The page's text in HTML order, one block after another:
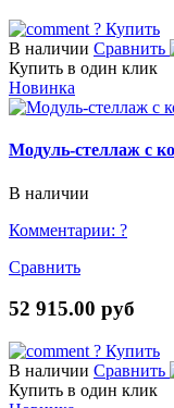
? Купить
В наличии Сравнить
Купить в один клик
Новинка
Модуль-стеллаж с
В наличии
Комментарии: ?
Сравнить
52 915.00 руб
? Купить
В наличии Сравнить
Купить в один клик